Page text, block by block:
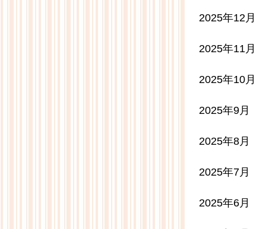
2025年12月
2025年11月
2025年10月
2025年9月
2025年8月
2025年7月
2025年6月